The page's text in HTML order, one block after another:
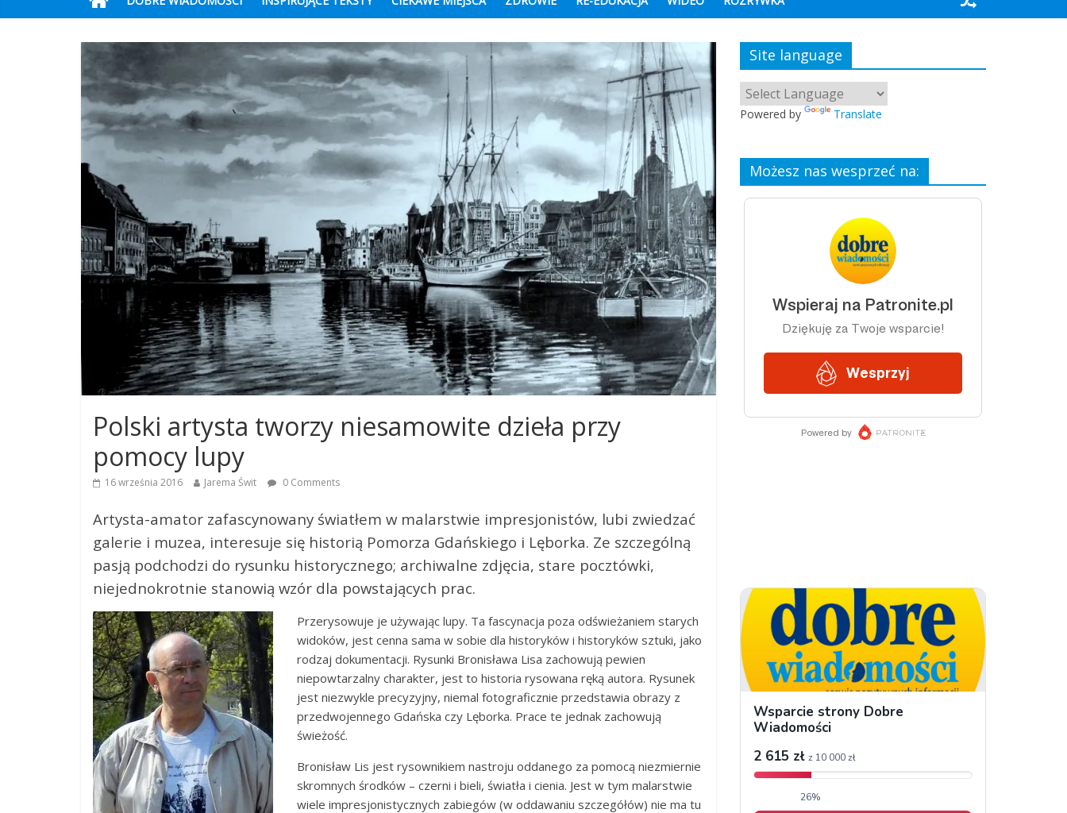
Polski artysta tworzy niesamowite dzieła przy
pomocy lupy
16 września 2016 Jarema Świt 0 Comments
Artysta-amator zafascynowany światłem w malarstwie impresjonistów, lubi zwiedzać
galerie i muzea, interesuje się historią Pomorza Gdańskiego i Lęborka. Ze szczególną
pasją podchodzi do rysunku historycznego; archiwalne zdjęcia, stare pocztówki,
niejednokrotnie stanowią wzór dla powstających prac.
Przerysowuje je używając lupy. Ta fascynacja poza odświeżaniem starych
widoków, jest cenna sama w sobie dla historyków i historyków sztuki, jako
rodzaj dokumentacji. Rysunki Bronisława Lisa zachowują pewien
niepowtarzalny charakter, jest to historia rysowana ręką autora. Rysunek
jest niezwykle precyzyjny, niemal fotograficznie przedstawia obrazy z
przedwojennego Gdańska czy Lęborka. Prace te jednak zachowują
świeżość.
Bronisław Lis jest rysownikiem nastroju oddanego za pomocą niezmiernie
skromnych środków – czerni i bieli, światła i cienia. Jest w tym malarstwie
wiele impresjonistycznych zabiegów (w oddawaniu szczegółów) nie ma tu
Site language
Powered by Translate
Możesz nas wesprzeć na: